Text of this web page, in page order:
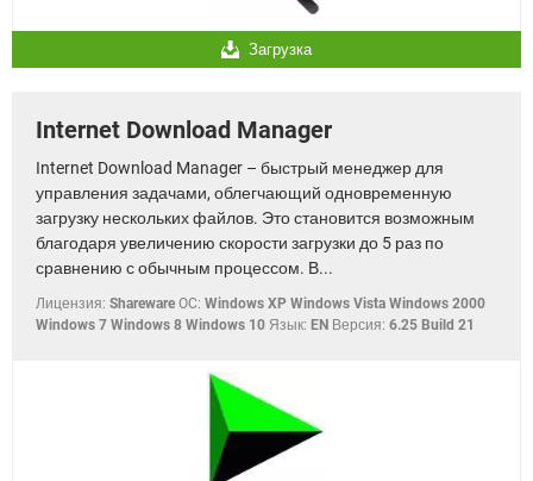
Загрузка
Internet Download Manager
Internet Download Manager – быстрый менеджер для
управления задачами, облегчающий одновременную
загрузку нескольких файлов. Это становится возможным
благодаря увеличению скорости загрузки до 5 раз по
сравнению с обычным процессом. В...
Лицензия: Shareware OC: Windows XP Windows Vista Windows 2000
Windows 7 Windows 8 Windows 10 Язык: EN Версия: 6.25 Build 21